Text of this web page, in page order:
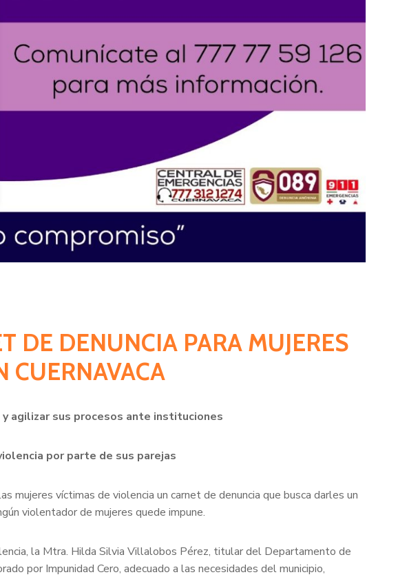
DE DENUNCIA PARA MUJERES
CUERNAVACA
y agilizar sus procesos ante instituciones
por parte de sus parejas
mujeres víctimas de violencia un carnet de denuncia que busca darles un
violentador de mujeres quede impune.
la Mtra. Hilda Silvia Villalobos Pérez, titular del Departamento de
por Impunidad Cero, adecuado a las necesidades del municipio,